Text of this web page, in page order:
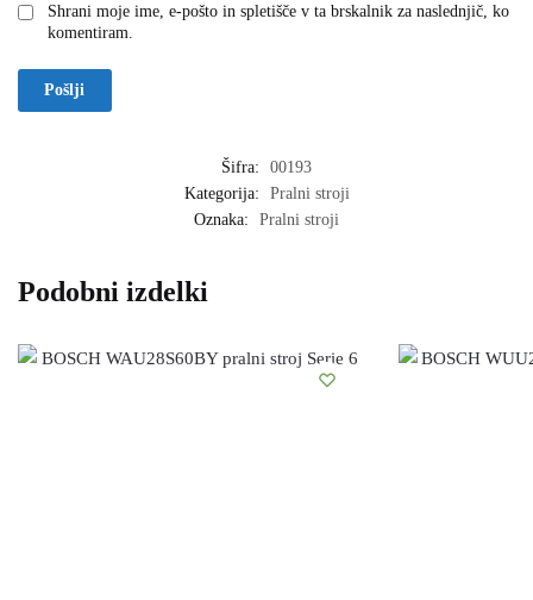
Shrani moje ime, e-pošto in spletišče v ta brskalnik za naslednjič, ko
komentiram.
Šifra:
00193
Kategorija:
Pralni stroji
Oznaka:
Pralni stroji
Podobni izdelki